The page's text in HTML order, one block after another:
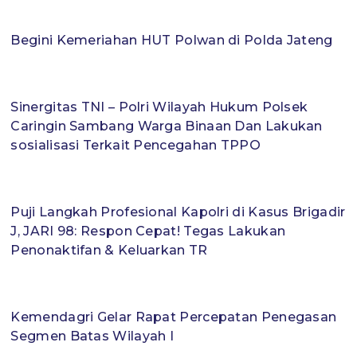
Begini Kemeriahan HUT Polwan di Polda Jateng
Sinergitas TNI – Polri Wilayah Hukum Polsek
Caringin Sambang Warga Binaan Dan Lakukan
sosialisasi Terkait Pencegahan TPPO
Puji Langkah Profesional Kapolri di Kasus Brigadir
J, JARI 98: Respon Cepat! Tegas Lakukan
Penonaktifan & Keluarkan TR
Kemendagri Gelar Rapat Percepatan Penegasan
Segmen Batas Wilayah I